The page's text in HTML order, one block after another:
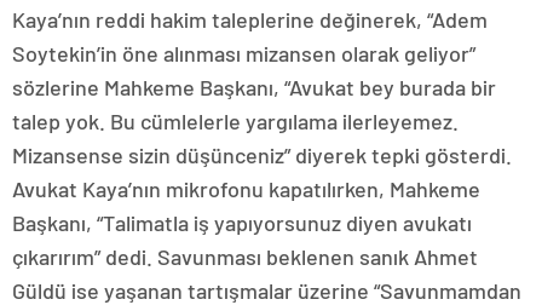
Kaya’nın reddi hakim taleplerine değinerek, “Adem
Soytekin’in öne alınması mizansen olarak geliyor”
sözlerine Mahkeme Başkanı, “Avukat bey burada bir
talep yok. Bu cümlelerle yargılama ilerleyemez.
Mizansense sizin düşünceniz” diyerek tepki gösterdi.
Avukat Kaya’nın mikrofonu kapatılırken, Mahkeme
Başkanı, “Talimatla iş yapıyorsunuz diyen avukatı
çıkarırım” dedi. Savunması beklenen sanık Ahmet
Güldü ise yaşanan tartışmalar üzerine “Savunmamdan